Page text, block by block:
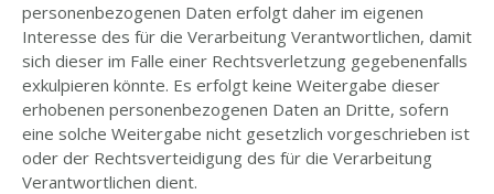
personenbezogenen Daten erfolgt daher im eigenen
Interesse des für die Verarbeitung Verantwortlichen, damit
sich dieser im Falle einer Rechtsverletzung gegebenenfalls
exkulpieren könnte. Es erfolgt keine Weitergabe dieser
erhobenen personenbezogenen Daten an Dritte, sofern
eine solche Weitergabe nicht gesetzlich vorgeschrieben ist
oder der Rechtsverteidigung des für die Verarbeitung
Verantwortlichen dient.